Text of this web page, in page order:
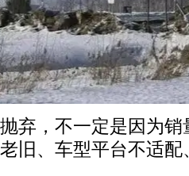
弃，不一定是因为
旧、车型平台不适